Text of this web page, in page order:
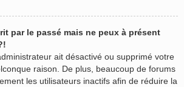
par le passé mais ne peux à présent
ait désactivé ou supprimé votre
raison. De plus, beaucoup de forums
les utilisateurs inactifs afin de réduire la